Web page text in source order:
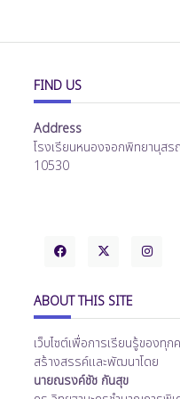
FIND US
Address
โรงเรียนหนองจอกพิทยานุส
10530
ABOUT THIS SITE
เว็บไซต์เพื่อการเรียนรู้ของทุก
สร้างสรรค์และพัฒนาโดย
นายณรงค์ชัช กันสุข